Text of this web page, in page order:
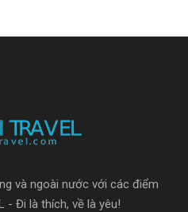
và ngoài nước với các điểm
- Đi là thích, về là yêu!